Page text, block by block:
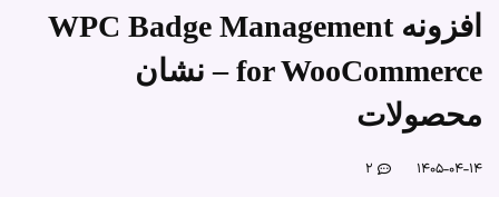
افزونه WPC Badge Management
for WooCommerce – نشان
محصولات
۱۴۰۵-۰۴-۱۴ ۲